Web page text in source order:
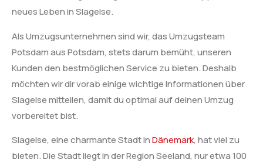
neues Leben in Slagelse.
Als Umzugsunternehmen sind wir, das Umzugsteam
Potsdam aus Potsdam, stets darum bemüht, unseren
Kunden den bestmöglichen Service zu bieten. Deshalb
möchten wir dir vorab einige wichtige Informationen über
Slagelse mitteilen, damit du optimal auf deinen Umzug
vorbereitet bist.
Slagelse, eine charmante Stadt inDänemark, hat viel zu
bieten. Die Stadt liegt in der Region Seeland, nur etwa 100